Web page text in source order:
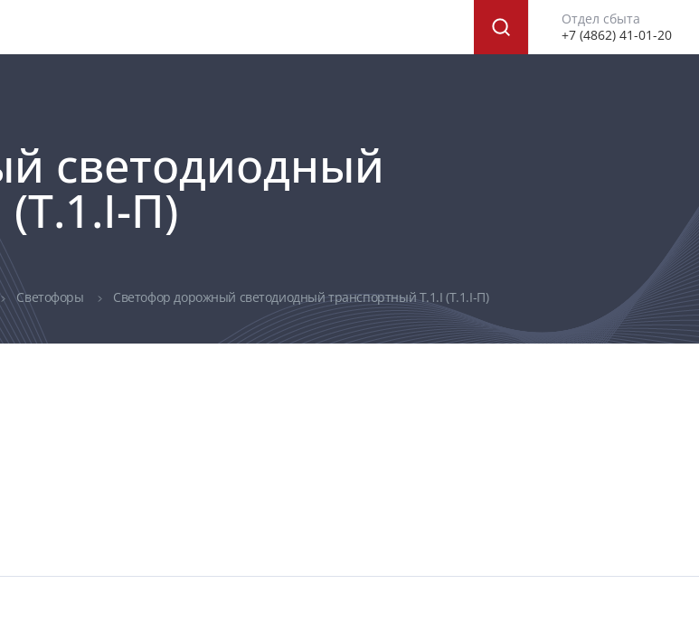
Отдел сбыта
+7 (4862) 41-01-20
светодиодный
П)
Светофоры Светофор дорожный светодиодный транспортный Т.1.I (Т.1.I-П)